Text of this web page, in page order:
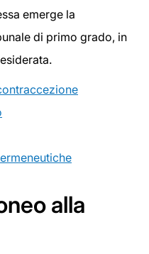
emerge la
di primo grado, in
alla